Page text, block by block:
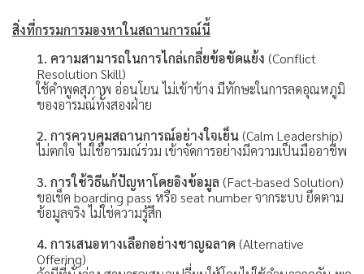
สิ่งที่กรรมการมองหาในสถานการณ์นี้
1. ความสามารถในการไกล่เกลี่ยข้อขัดแย้ง (Conflict
Resolution Skill)
ใช้คำพูดสุภาพ อ่อนโยน ไม่เข้าข้าง มีทักษะในการลดอุณหภูมิ
ของอารมณ์ทั้งสองฝ่าย
2. การควบคุมสถานการณ์อย่างใจเย็น(Calm Leadership)
ไม่ตกใจ ไม่ใช้อารมณ์ร่วม เข้าจัดการอย่างมีความเป็นมืออาชีพ
3. การใช้วิธีแก้ปัญหาโดยอิงข้อมูล (Fact-based Solution)
ขอเช็ค boarding pass หรือ seat number จากระบบ ยึดตาม
ข้อมูลจริง ไม่ใช่ความรู้สึก
4. การเสนอทางเลือกอย่างชาญฉลาด (Alternative
Offering)